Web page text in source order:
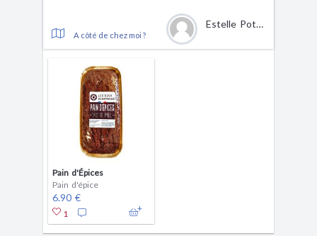
A côté de chez moi ?
Estelle Pottier
Pain d'Épices
Pain d'épice
6.90 €
1